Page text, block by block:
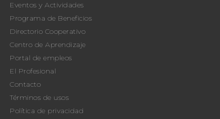
Eventos y Actividades
Programa de Beneficios
Directorio Cooperativo
Centro de Aprendizaje
Portal de empleos
El Profesional
Contacto
Términos de usos
Política de privacidad